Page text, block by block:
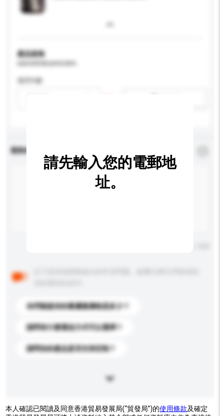
產品規格
適用年齡
查詢內容
你們能提供的最優惠價格是多少？
請問有什麼運送方式可以選擇？
請問你的產品是否支持定制？
請先輸入您的電郵地
址。
本人確認已閱讀及同意香港貿易發展局(“貿發局”)的使用條款及確定